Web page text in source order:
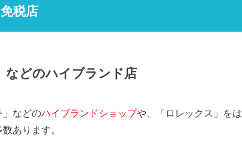
税店
などのハイブランド店
」などのハイブランドショップや、「ロレックス」をは
あります。